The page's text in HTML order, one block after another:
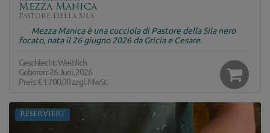
Mezza Manica
Pastore Della Sila
Mezza Manica è una cucciola di Pastore della Sila nero
focato, nata il 26 giugno 2026 da Gricia e Cesare.
Geschlecht: Weiblich
Geboren: 26 Juni, 2026
Preis:€ 1.700,00zzgl. MwSt.
RESERVIERT